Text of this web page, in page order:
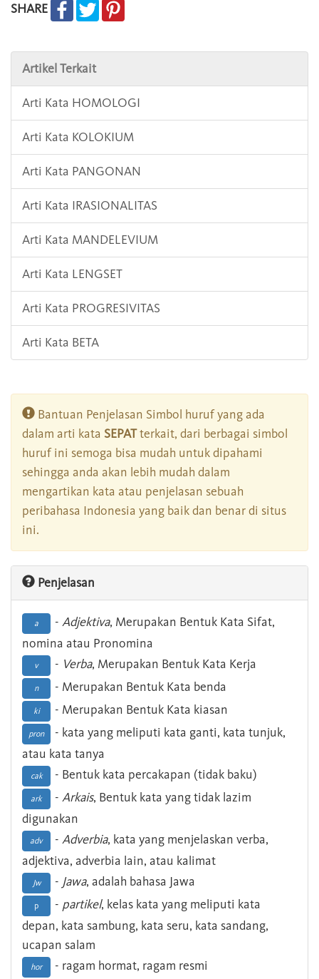
SHARE
Artikel Terkait
Arti Kata HOMOLOGI
Arti Kata KOLOKIUM
Arti Kata PANGONAN
Arti Kata IRASIONALITAS
Arti Kata MANDELEVIUM
Arti Kata LENGSET
Arti Kata PROGRESIVITAS
Arti Kata BETA
Bantuan Penjelasan Simbol huruf yang ada
dalam arti kata SEPATterkait, dari berbagai simbol
huruf ini semoga bisa mudah untuk dipahami
sehingga anda akan lebih mudah dalam
mengartikan kata atau penjelasan sebuah
peribahasa Indonesia yang baik dan benar di situs
ini.
Penjelasan
a - Adjektiva, Merupakan Bentuk Kata Sifat,
nomina atau Pronomina
v - Verba, Merupakan Bentuk Kata Kerja
n - Merupakan Bentuk Kata benda
ki - Merupakan Bentuk Kata kiasan
pron
- kata yang meliputi kata ganti, kata tunjuk,
atau kata tanya
cak - Bentuk kata percakapan (tidak baku)
ark - Arkais, Bentuk kata yang tidak lazim
digunakan
adv - Adverbia, kata yang menjelaskan verba,
adjektiva, adverbia lain, atau kalimat
Jw - Jawa, adalah bahasa Jawa
p - partikel, kelas kata yang meliputi kata
depan, kata sambung, kata seru, kata sandang,
ucapan salam
hor - ragam hormat, ragam resmi